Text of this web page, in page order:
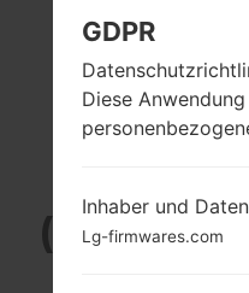
GDPR
Diese
Inhaber und
Lg-firmwares.com